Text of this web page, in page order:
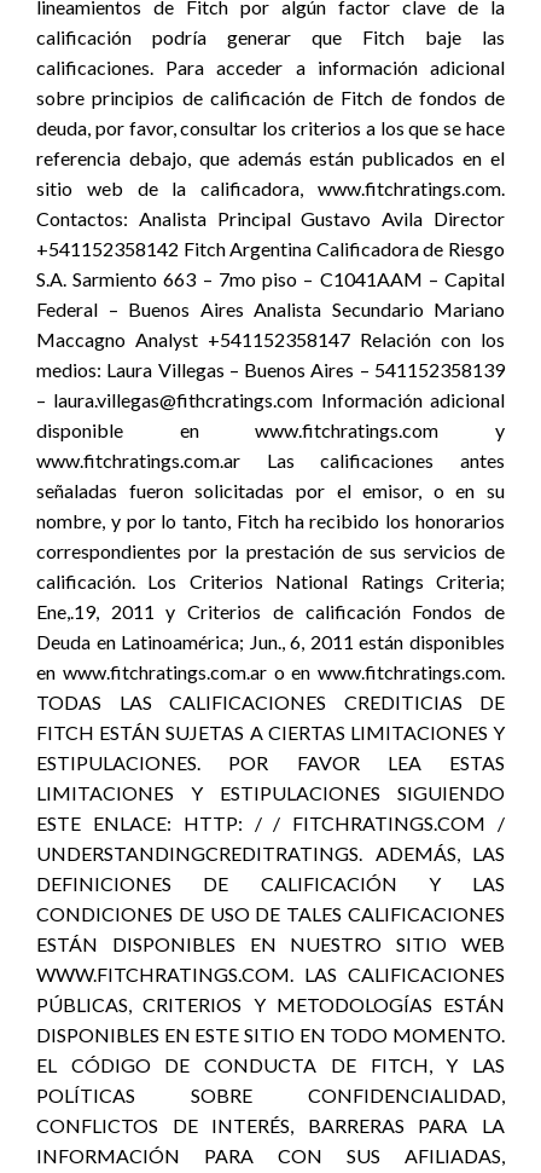
lineamientos de Fitch por algún factor clave de la
calificación podría generar que Fitch baje las
calificaciones. Para acceder a información adicional
sobre principios de calificación de Fitch de fondos de
deuda, por favor, consultar los criterios a los que se hace
referencia debajo, que además están publicados en el
sitio web de la calificadora, www.fitchratings.com.
Contactos: Analista Principal Gustavo Avila Director
+541152358142 Fitch Argentina Calificadora de Riesgo
S.A. Sarmiento 663 – 7mo piso – C1041AAM – Capital
Federal – Buenos Aires Analista Secundario Mariano
Maccagno Analyst +541152358147 Relación con los
medios: Laura Villegas – Buenos Aires – 541152358139
– laura.villegas@fithcratings.com Información adicional
disponible en www.fitchratings.com y
www.fitchratings.com.ar Las calificaciones antes
señaladas fueron solicitadas por el emisor, o en su
nombre, y por lo tanto, Fitch ha recibido los honorarios
correspondientes por la prestación de sus servicios de
calificación. Los Criterios National Ratings Criteria;
Ene,.19, 2011 y Criterios de calificación Fondos de
Deuda en Latinoamérica; Jun., 6, 2011 están disponibles
en www.fitchratings.com.ar o en www.fitchratings.com.
TODAS LAS CALIFICACIONES CREDITICIAS DE
FITCH ESTÁN SUJETAS A CIERTAS LIMITACIONES Y
ESTIPULACIONES. POR FAVOR LEA ESTAS
LIMITACIONES Y ESTIPULACIONES SIGUIENDO
ESTE ENLACE: HTTP: / / FITCHRATINGS.COM /
UNDERSTANDINGCREDITRATINGS. ADEMÁS, LAS
DEFINICIONES DE CALIFICACIÓN Y LAS
CONDICIONES DE USO DE TALES CALIFICACIONES
ESTÁN DISPONIBLES EN NUESTRO SITIO WEB
WWW.FITCHRATINGS.COM. LAS CALIFICACIONES
PÚBLICAS, CRITERIOS Y METODOLOGÍAS ESTÁN
DISPONIBLES EN ESTE SITIO EN TODO MOMENTO.
EL CÓDIGO DE CONDUCTA DE FITCH, Y LAS
POLÍTICAS SOBRE CONFIDENCIALIDAD,
CONFLICTOS DE INTERÉS, BARRERAS PARA LA
INFORMACIÓN PARA CON SUS AFILIADAS,